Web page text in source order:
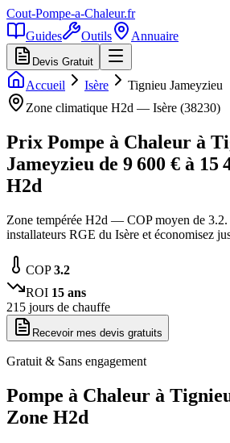
Cout-Pompe-a-Chaleur.fr
Guides
Outils Annuaire
Devis Gratuit
Accueil Isère
Tignieu Jameyzieu
Zone climatique H2d — Isère (38230)
Prix Pompe à Chaleur à
Jameyzieu de 9 600 € à 15
H2d
Zone tempérée H2d — COP moyen de 3.2.
installateurs RGE du Isère et économisez
COP3.2
ROI 15 ans
215 jours de chauffe
Recevoir mes devis gratuits
Gratuit & Sans engagement
Pompe à Chaleur à
Zone H2d